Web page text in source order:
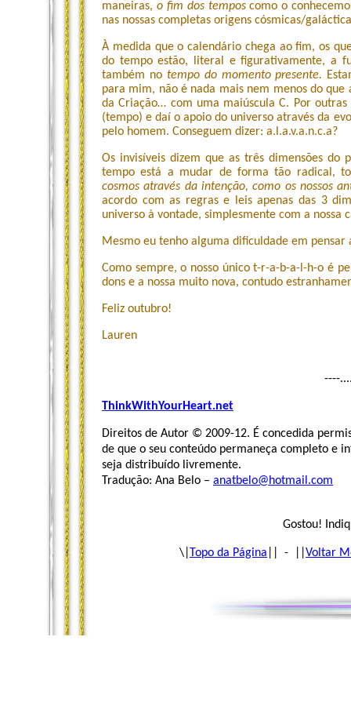
maneiras, o fim dos temposcomo o
nas nossas completas origens cósmicas/
À medida que o calendário chega ao fim, os
do tempo estão, literal e figurativamente, a
também no tempo do momento presente.
para mim, não é nada mais nem menos do
da Criação… com uma maiúscula C. Por
(tempo) e daí o apoio do universo através da
pelo homem. Conseguem dizer: a.l.a.v.a.n.c.a?
Os invisíveis dizem que as três dimensões do
tempo está a mudar de forma tão radical,
cosmos através da intenção, como os nossos
acordo com as regras e leis apenas das 3
universo à vontade, simplesmente com a nossa
Mesmo eu tenho alguma dificuldade em pensar
Como sempre, o nosso único t-r-a-b-a-l-h-o é
dons e a nossa muito nova, contudo
Feliz outubro!
Lauren
----
ThinkWithYourHeart.net
Direitos de Autor © 2009-12. É concedida
de que o seu conteúdo permaneça completo e
seja distribuído livremente.
Tradução: Ana Belo – anatbelo@hotmail.com
Gostou!
\| Topo da Página || - || Voltar